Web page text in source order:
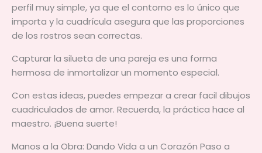
perfil muy simple, ya que el contorno es lo único que
importa y la cuadrícula asegura que las proporciones
de los rostros sean correctas.
Capturar la silueta de una pareja es una forma
hermosa de inmortalizar un momento especial.
Con estas ideas, puedes empezar a crear facil dibujos
cuadriculados de amor. Recuerda, la práctica hace al
maestro. ¡Buena suerte!
Manos a la Obra: Dando Vida a un Corazón Paso a